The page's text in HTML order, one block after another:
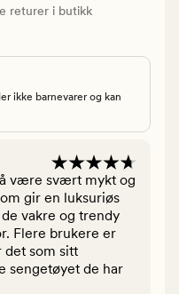
returer i butikk
ikke barnevarer og kan
være svært mykt og
gir en luksuriøs
vakre og trendy
Flere brukere er
som sitt
sengetøyet de har